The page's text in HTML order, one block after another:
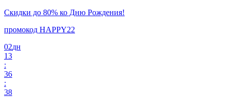
Скидки до 80% ко Дню Рождения!
промокод HAPPY22
02дн
13
:
36
:
38